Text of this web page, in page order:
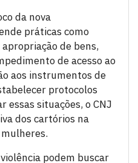
da nova
práticas como
de bens,
de acesso ao
aos instrumentos de
protocolos
essas situações, o CNJ
dos cartórios na
podem buscar